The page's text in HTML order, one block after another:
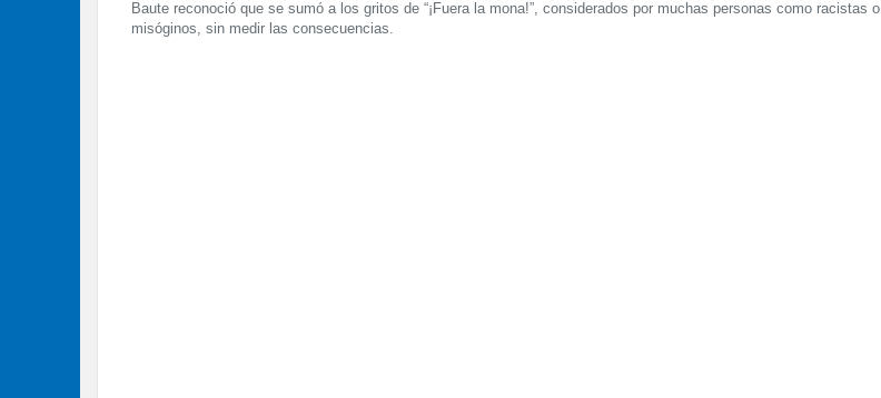
Baute reconoció que se sumó a los gritos de “¡Fuera la mona!”, considerados por muchas personas como racistas o
misóginos, sin medir las consecuencias.